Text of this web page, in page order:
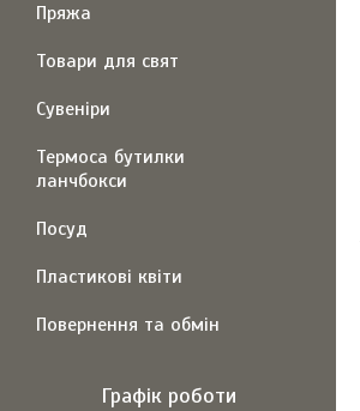
Пряжа
Товари для свят
Сувеніри
Термоса бутилки
ланчбокси
Посуд
Пластикові квіти
Повернення та обмін
Графік роботи